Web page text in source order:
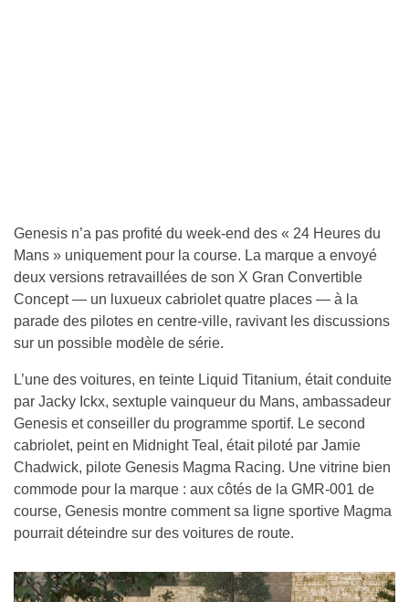
Genesis n’a pas profité du week-end des « 24 Heures du
Mans » uniquement pour la course. La marque a envoyé
deux versions retravaillées de son X Gran Convertible
Concept — un luxueux cabriolet quatre places — à la
parade des pilotes en centre-ville, ravivant les discussions
sur un possible modèle de série.
L’une des voitures, en teinte Liquid Titanium, était conduite
par Jacky Ickx, sextuple vainqueur du Mans, ambassadeur
Genesis et conseiller du programme sportif. Le second
cabriolet, peint en Midnight Teal, était piloté par Jamie
Chadwick, pilote Genesis Magma Racing. Une vitrine bien
commode pour la marque : aux côtés de la GMR-001 de
course, Genesis montre comment sa ligne sportive Magma
pourrait déteindre sur des voitures de route.